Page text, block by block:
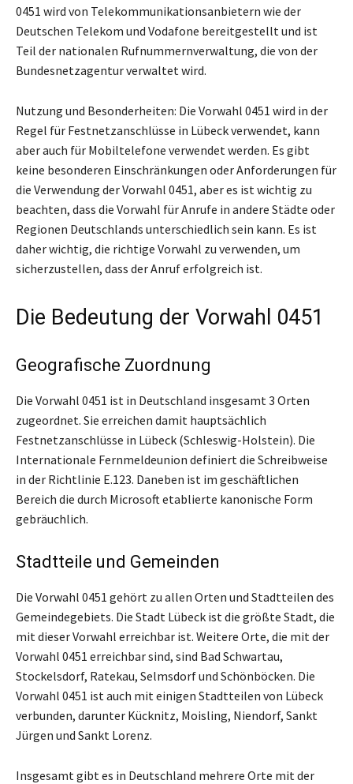
0451 wird von Telekommunikationsanbietern wie der
Deutschen Telekom und Vodafone bereitgestellt und ist
Teil der nationalen Rufnummernverwaltung, die von der
Bundesnetzagentur verwaltet wird.
Nutzung und Besonderheiten: Die Vorwahl 0451 wird in der
Regel für Festnetzanschlüsse in Lübeck verwendet, kann
aber auch für Mobiltelefone verwendet werden. Es gibt
keine besonderen Einschränkungen oder Anforderungen für
die Verwendung der Vorwahl 0451, aber es ist wichtig zu
beachten, dass die Vorwahl für Anrufe in andere Städte oder
Regionen Deutschlands unterschiedlich sein kann. Es ist
daher wichtig, die richtige Vorwahl zu verwenden, um
sicherzustellen, dass der Anruf erfolgreich ist.
Die Bedeutung der Vorwahl 0451
Geografische Zuordnung
Die Vorwahl 0451 ist in Deutschland insgesamt 3 Orten
zugeordnet. Sie erreichen damit hauptsächlich
Festnetzanschlüsse in Lübeck (Schleswig-Holstein). Die
Internationale Fernmeldeunion definiert die Schreibweise
in der Richtlinie E.123. Daneben ist im geschäftlichen
Bereich die durch Microsoft etablierte kanonische Form
gebräuchlich.
Stadtteile und Gemeinden
Die Vorwahl 0451 gehört zu allen Orten und Stadtteilen des
Gemeindegebiets. Die Stadt Lübeck ist die größte Stadt, die
mit dieser Vorwahl erreichbar ist. Weitere Orte, die mit der
Vorwahl 0451 erreichbar sind, sind Bad Schwartau,
Stockelsdorf, Ratekau, Selmsdorf und Schönböcken. Die
Vorwahl 0451 ist auch mit einigen Stadtteilen von Lübeck
verbunden, darunter Kücknitz, Moisling, Niendorf, Sankt
Jürgen und Sankt Lorenz.
Insgesamt gibt es in Deutschland mehrere Orte mit der